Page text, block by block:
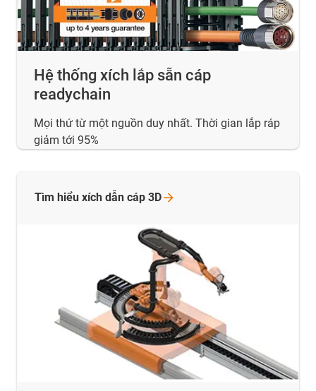
Hệ thống xích lắp sẵn cáp
readychain
Mọi thứ từ một nguồn duy nhất. Thời gian lắp ráp
giảm tới 95%
Tìm hiểu xích dẫn cáp 3D